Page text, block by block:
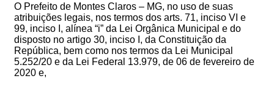
O Prefeito de Montes Claros – MG, no uso de suas
atribuições legais, nos termos dos arts. 71, inciso VI e
99, inciso I, alínea “i” da Lei Orgânica Municipal e do
disposto no artigo 30, inciso I, da Constituição da
República, bem como nos termos da Lei Municipal
5.252/20 e da Lei Federal 13.979, de 06 de fevereiro de
2020 e,